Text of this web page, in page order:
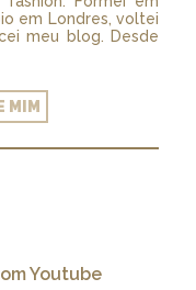
em Londres, voltei
meu blog. Desde
MIM
Youtube